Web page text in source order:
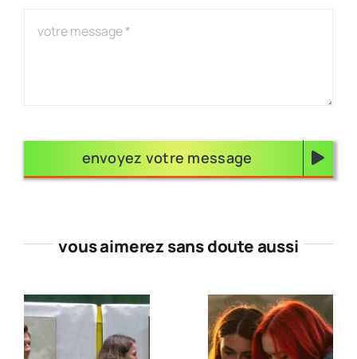
envoyez votre message
vous aimerez sans doute aussi